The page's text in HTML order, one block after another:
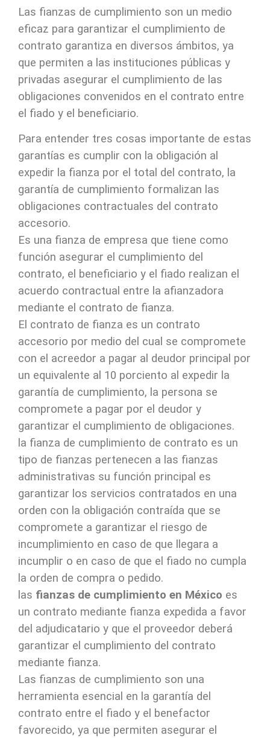
Las fianzas de cumplimiento son un medio
eficaz para garantizar el cumplimiento de
contrato garantiza en diversos ámbitos, ya
que permiten a las instituciones públicas y
privadas asegurar el cumplimiento de las
obligaciones convenidos en el contrato entre
el fiado y el beneficiario.
Para entender tres cosas importante de estas
garantías es cumplir con la obligación al
expedir la fianza por el total del contrato, la
garantía de cumplimiento formalizan las
obligaciones contractuales del contrato
accesorio.
Es una fianza de empresa que tiene como
función asegurar el cumplimiento del
contrato, el beneficiario y el fiado realizan el
acuerdo contractual entre la afianzadora
mediante el contrato de fianza.
El contrato de fianza es un contrato
accesorio por medio del cual se compromete
con el acreedor a pagar al deudor principal por
un equivalente al 10 porciento al expedir la
garantía de cumplimiento, la persona se
compromete a pagar por el deudor y
garantizar el cumplimiento de obligaciones.
la fianza de cumplimiento de contrato es un
tipo de fianzas pertenecen a las fianzas
administrativas su función principal es
garantizar los servicios contratados en una
orden con la obligación contraída que se
compromete a garantizar el riesgo de
incumplimiento en caso de que llegara a
incumplir o en caso de que el fiado no cumpla
la orden de compra o pedido.
las fianzas de cumplimiento en México es
un contrato mediante fianza expedida a favor
del adjudicatario y que el proveedor deberá
garantizar el cumplimiento del contrato
mediante fianza.
Las fianzas de cumplimiento son una
herramienta esencial en la garantía del
contrato entre el fiado y el benefactor
favorecido, ya que permiten asegurar el